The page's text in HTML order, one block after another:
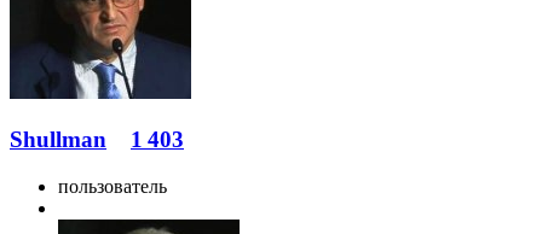
Shullman 1 403
пользователь